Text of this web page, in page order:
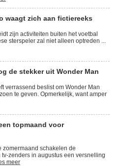
waagt zich aan fictiereeks
zijn activiteiten buiten het voetbal
sterspeler zal niet alleen optreden ...
de stekker uit Wonder Man
verrassend beslist om Wonder Man
te geven. Opmerkelijk, want amper
topmaand voor
zomermaand schakelen de
zenders in augustus een versnelling
meer